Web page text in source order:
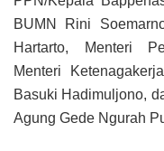
BUMN Rini
Hartarto, Menteri
Menteri
Basuki Hadimuljono,
Agung Gede Ngurah